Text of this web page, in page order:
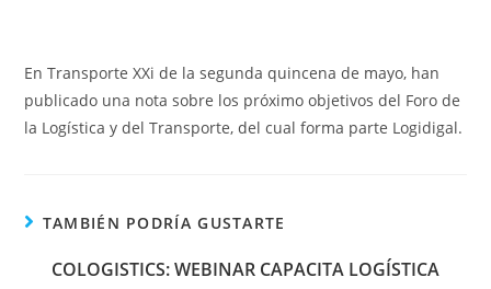
En Transporte XXi de la segunda quincena de mayo, han
publicado una nota sobre los próximo objetivos del Foro de
la Logística y del Transporte, del cual forma parte Logidigal.
TAMBIÉN PODRÍA GUSTARTE
COLOGISTICS: WEBINAR CAPACITA LOGÍSTICA